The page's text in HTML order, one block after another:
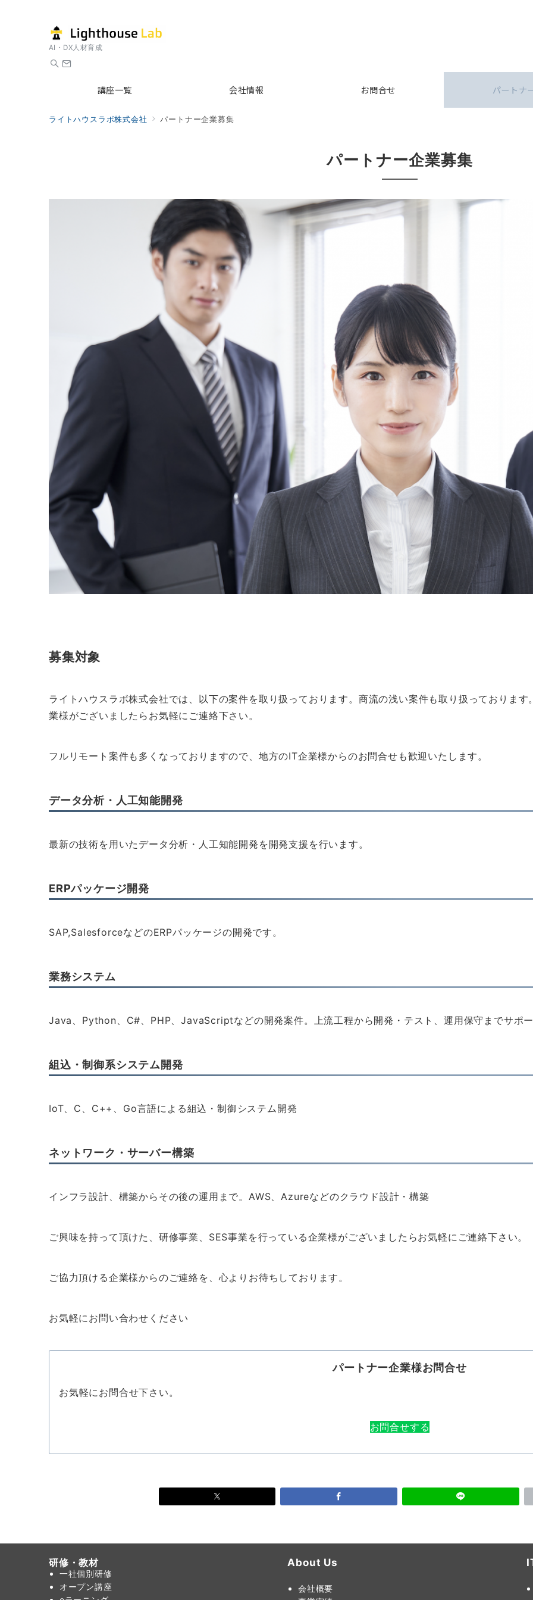
AI・DX人材育成
講座一覧 会社情報 お問合せ パートナ
ライトハウスラボ株式会社 パートナー企業募集
パートナー企業募集
募集対象
ライトハウスラボ株式会社では、以下の案件を取り扱っております。商流の浅い案件も取り扱っておりま
業様がございましたらお気軽にご連絡下さい。
フルリモート案件も多くなっておりますので、地方のIT企業様からのお問合せも歓迎いたします。
データ分析・人工知能開発
最新の技術を用いたデータ分析・人工知能開発を開発支援を行います。
ERPパッケージ開発
SAP,SalesforceなどのERPパッケージの開発です。
業務システム
Java、Python、C#、PHP、JavaScriptなどの開発案件。上流工程から開発・テスト、運用保守までサポー
組込・制御系システム開発
IoT、C、C++、Go言語による組込・制御システム開発
ネットワーク・サーバー構築
インフラ設計、構築からその後の運用まで。AWS、Azureなどのクラウド設計・構築
ご興味を持って頂けた、研修事業、SES事業を行っている企業様がございましたらお気軽にご連絡下さい。
ご協力頂ける企業様からのご連絡を、心よりお待ちしております。
お気軽にお問い合わせください
パートナー企業様お問合せ
お気軽にお問合せ下さい。
お問合せする
研修・教材
一社個別研修
オープン講座
About Us
会社概要